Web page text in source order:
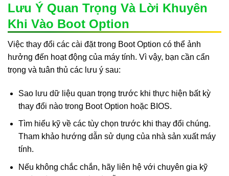
Lưu Ý Quan Trọng Và Lời Khuyên
Khi Vào Boot Option
Việc thay đổi các cài đặt trong Boot Option có thể ảnh
hưởng đến hoạt động của máy tính. Vì vậy, bạn cần cẩn
trọng và tuân thủ các lưu ý sau:
Sao lưu dữ liệu quan trọng trước khi thực hiện bất kỳ
thay đổi nào trong Boot Option hoặc BIOS.
Tìm hiểu kỹ về các tùy chọn trước khi thay đổi chúng.
Tham khảo hướng dẫn sử dụng của nhà sản xuất máy
tính.
Nếu không chắc chắn, hãy liên hệ với chuyên gia kỹ